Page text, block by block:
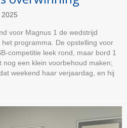
voor Magnus 1 de wedstrijd
programma. De opstelling voor
competitie leek rond, maar bord 1
nog een klein voorbehoud maken;
weekend haar verjaardag, en hij